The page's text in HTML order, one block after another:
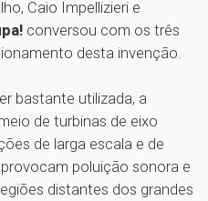
Caio Impellizieri e
conversou com os três
desta invenção.
bastante utilizada, a
de turbinas de eixo
de larga escala e de
poluição sonora e
distantes dos grandes